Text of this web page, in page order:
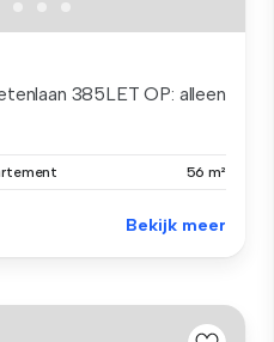
385LET OP: alleen
56 m²
Bekijk meer